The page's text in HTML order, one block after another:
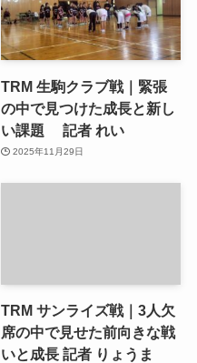
TRM 生駒クラブ戦｜緊張
の中で見つけた成長と新し
い課題 記者 れい
2025年11月29日
TRM サンライズ戦｜3人欠
席の中で見せた前向きな戦
いと成長 記者 りょうま